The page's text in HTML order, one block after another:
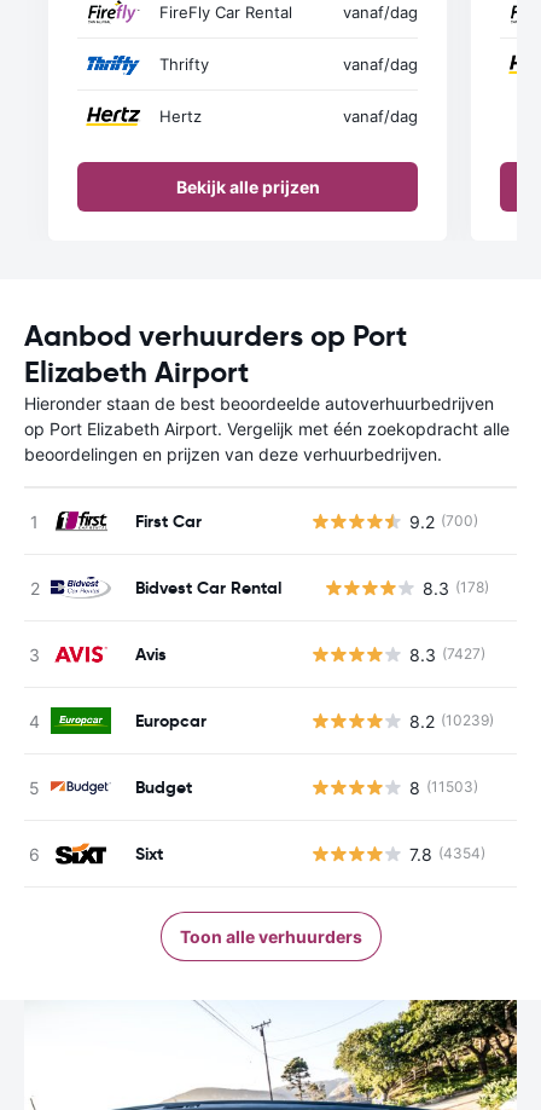
FireFly Car Rental vanaf/dag
Thrifty vanaf/dag
Hertz vanaf/dag
Bekijk alle prijzen
Aanbod verhuurders op Port
Elizabeth Airport
Hieronder staan de best beoordeelde autoverhuurbedrijven
op Port Elizabeth Airport. Vergelijk met één zoekopdracht alle
beoordelingen en prijzen van deze verhuurbedrijven.
First Car 9.2 (700)
Bidvest Car Rental 8.3 (178)
Avis 8.3 (7427)
Europcar 8.2 (10239)
Budget 8 (11503)
Sixt 7.8 (4354)
Toon alle verhuurders